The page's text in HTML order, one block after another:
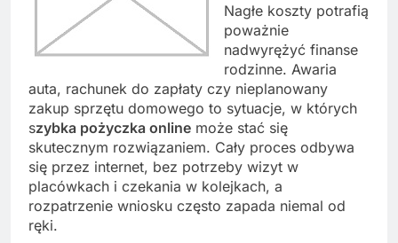
Nagłe koszty potrafią
poważnie
nadwyrężyć finanse
rodzinne. Awaria
auta, rachunek do zapłaty czy nieplanowany
zakup sprzętu domowego to sytuacje, w których
szybka pożyczka online może stać się
skutecznym rozwiązaniem. Cały proces odbywa
się przez internet, bez potrzeby wizyt w
placówkach i czekania w kolejkach, a
rozpatrzenie wniosku często zapada niemal od
ręki.